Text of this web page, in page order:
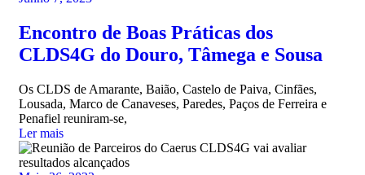
Encontro de Boas Práticas dos
CLDS4G do Douro, Tâmega e Sousa
Os CLDS de Amarante, Baião, Castelo de Paiva, Cinfães,
Lousada, Marco de Canaveses, Paredes, Paços de Ferreira e
Penafiel reuniram-se,
Ler mais